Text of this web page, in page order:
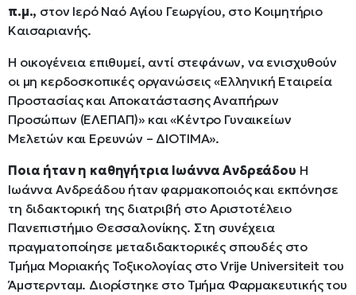
π.μ., στον Ιερό Ναό Αγίου Γεωργίου, στο Κοιμητήριο
Καισαριανής.
Η οικογένεια επιθυμεί, αντί στεφάνων, να ενισχυθούν
οι μη κερδοσκοπικές οργανώσεις «Ελληνική Εταιρεία
Προστασίας και Αποκατάστασης Αναπήρων
Προσώπων (ΕΛΕΠΑΠ)» και «Κέντρο Γυναικείων
Μελετών και Ερευνών – ΔΙΟΤΙΜΑ».
Ποια ήταν η καθηγήτρια Ιωάννα Ανδρεάδου Η
Ιωάννα Ανδρεάδου ήταν φαρμακοποιός και εκπόνησε
τη διδακτορική της διατριβή στο Αριστοτέλειο
Πανεπιστήμιο Θεσσαλονίκης. Στη συνέχεια
πραγματοποίησε μεταδιδακτορικές σπουδές στο
Τμήμα Μοριακής Τοξικολογίας στο Vrije Universiteit του
Άμστερνταμ. Διορίστηκε στο Τμήμα Φαρμακευτικής του